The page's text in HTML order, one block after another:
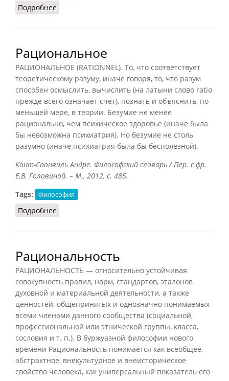
Подробнее
Рациональное
РАЦИОНАЛЬНОЕ (RATIONNEL). То, что соответствует
теоретическому разуму, иначе говоря, то, что разум
способен осмыслить, вычислить (на латыни слово ratio
прежде всего означает счет), познать и объяснить, по
меньшей мере, в теории. Безумие не менее
рационально, чем психическое здоровье (иначе была
бы невозможна психиатрия). Но безумие не столь
разумно (иначе психиатрия была бы бесполезной).
Конт-Спонвиль Андре. Философский словарь / Пер. с фр.
Е.В. Головиной. – М., 2012, с. 485.
Tags:
Философия
Подробнее
Рациональность
РАЦИОНАЛЬНОСТЬ — относительно устойчивая
совокупность правил, норм, стандартов, эталонов
духовной и материальной деятельности, а также
ценностей, общепринятых и однозначно понимаемых
всеми членами данного сообщества (социальной,
профессиональной или этнической группы, класса,
сословия и т. п.). В буржуазной философии нового
времени Рациональность понимается как всеобщее,
абстрактное, внекультурное и внеисторическое
свойство человека, как универсальный показатель его